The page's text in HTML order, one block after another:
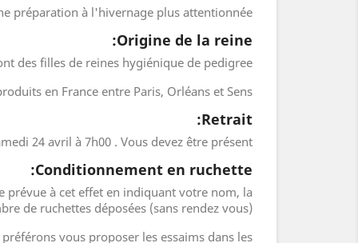
préparation à l'hivernage plus attentionnée.
Origine de la reine:
des filles de reines hygiénique de pedigree.
en France entre Paris, Orléans et Sens.
Retrait:
24 avril à 7h00 . Vous devez être présent.
Conditionnement en ruchette:
prévue à cet effet en indiquant votre nom, la
de ruchettes déposées (sans rendez vous).
vous proposer les essaims dans les